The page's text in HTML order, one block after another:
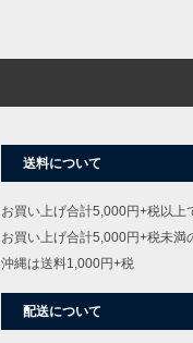
送料について
お買い上げ合計5,000円+税以上
お買い上げ合計5,000円+税未
沖縄は送料1,000円+税
配送について